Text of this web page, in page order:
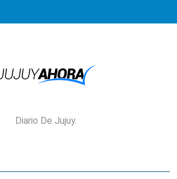
Jujuy Ahora!
Diario De Jujuy.